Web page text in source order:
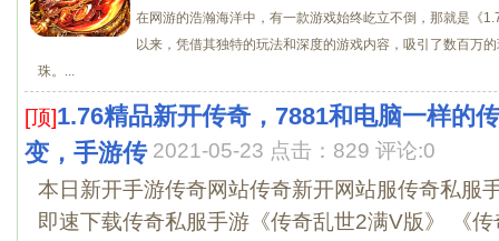
在网游的浩瀚海洋中，有一款游戏始终屹立不倒，那就是《
以来，凭借其独特的玩法和深度的游戏内容，吸引了数百万
珠。...
[顶]1.76精品新开传奇，7881和电脑一样的
变，手游传 2021-05-23 点击：829 评论:0
本日新开手游传奇网站传奇新开网站服传奇私服
即速下载传奇私服手游《传奇乱世2满V版》 《